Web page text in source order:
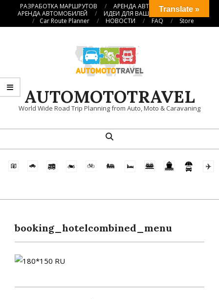
ПерейтиРАЗРАБОТКА МАРШРУТОВ
АРЕНДА АВТОКЕМПЕРОВ
АРЕНДА АВТОМОБИЛЕЙ
ИДЕИ ДЛЯ ВАШИХ ПУТЕШЕСТВИЙ
Car Route Planner
НОВОСТИ FAQ Store
AUTOMOTOTRAVEL
World Wide Road Trip Planning from Auto, Moto & Caravaning
навигационное
Поиск
booking_hotelcombined_menu
Translate »